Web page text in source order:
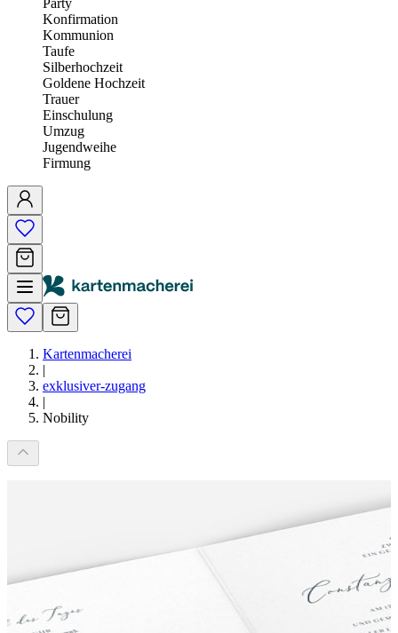
Party
Konfirmation
Kommunion
Taufe
Silberhochzeit
Goldene Hochzeit
Trauer
Einschulung
Umzug
Jugendweihe
Firmung
Kartenmacherei
|
exklusiver-zugang
|
Nobility